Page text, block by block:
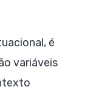
é
variáveis